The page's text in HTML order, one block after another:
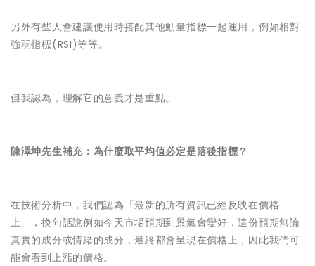
另外有些人會建議使用時搭配其他動量指標一起運用，例如相對
強弱指標(RSI)等等。
但我認為，理解它的意義才是重點。
陳澤坤先生補充：為什麼取平均值必定是落後指標？
在技術分析中，我們認為「最新的所有資訊已經反映在價格
上」，換句話說例如今天市場預期到景氣會變好，這份預期無論
真實的成分或情緒的成分，最終都會呈現在價格上，因此我們可
能會看到上漲的價格。